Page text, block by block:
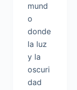
mund
o
donde
la luz
y la
oscuri
dad